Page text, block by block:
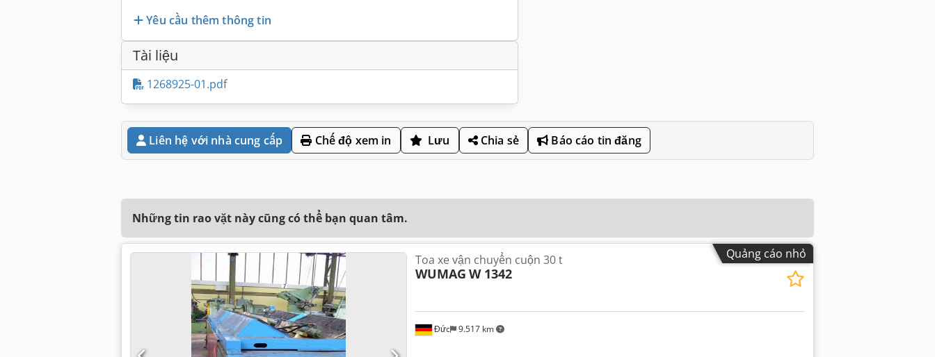
Yêu cầu thêm thông tin
Tài liệu
1268925-01.pdf
Liên hệ với nhà cung cấp Chế độ xem in Lưu Chia sẻ Báo cáo tin đăng
Những tin rao vặt này cũng có thể bạn quan tâm.
Quảng cáo nhỏ
Đức 9.517 km
Toa xe vận chuyển cuộn 30 t
WUMAG W 1342